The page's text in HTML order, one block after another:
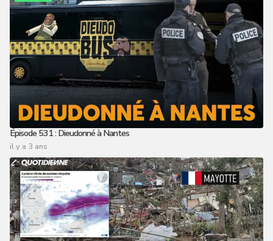
Épisode 531 : Dieudonné à Nantes
il y a 3 ans